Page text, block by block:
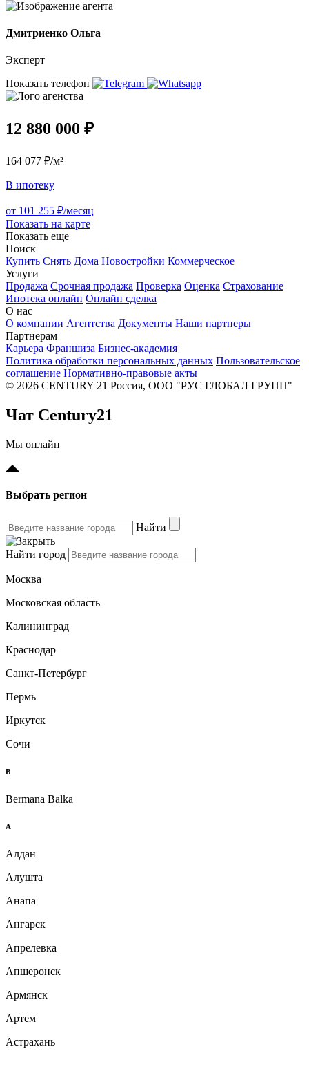
Дмитриенко Ольга
Эксперт
Показать телефон
12 880 000 ₽
164 077 ₽/м²
В ипотеку
от 101 255 ₽/месяц
Показать на карте
Показать еще
Поиск
Купить Снять Дома Новостройки Коммерческое
Услуги
Продажа Срочная продажа Проверка Оценка Страхование
Ипотека онлайн Онлайн сделка
О нас
О компании Агентства Документы Наши партнеры
Партнерам
Карьера Франшиза Бизнес-академия
Политика обработки персональных данных Пользовательское
соглашение Нормативно-правовые акты
© 2026 CENTURY 21 Россия, ООО "РУС ГЛОБАЛ ГРУПП"
Чат Century21
Мы онлайн
Выбрать регион
Найти
Найти город
Москва
Московская область
Калининград
Краснодар
Санкт-Петербург
Пермь
Иркутск
Сочи
B
Bermana Balka
А
Алдан
Алушта
Анапа
Ангарск
Апрелевка
Апшеронск
Армянск
Артем
Астрахань